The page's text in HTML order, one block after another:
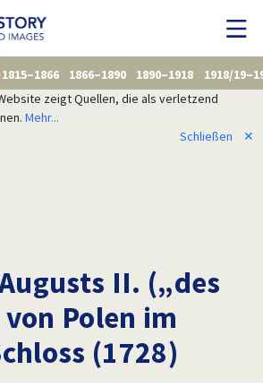
1815–1866 1866–1890 1890–1918
1918/
zeigt Quellen, die als verletzend
Mehr...
Schließen
✕
II. („des
Polen im
(1728)